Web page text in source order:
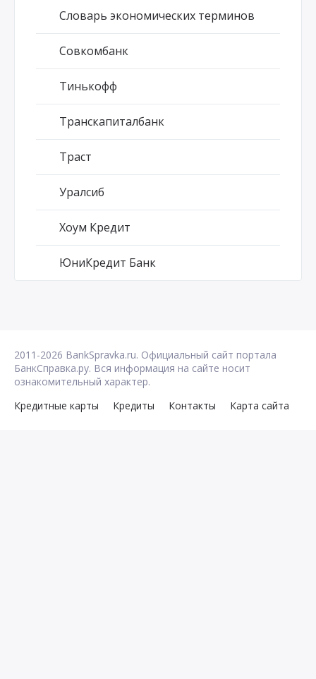
Словарь экономических терминов
Совкомбанк
Тинькофф
Транскапиталбанк
Траст
Уралсиб
Хоум Кредит
ЮниКредит Банк
2011-2026 BankSpravka.ru. Официальный сайт портала
БанкСправка.ру. Вся информация на сайте носит
ознакомительный характер.
Кредитные карты
Кредиты Контакты Карта сайта